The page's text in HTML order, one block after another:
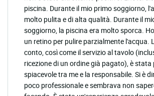
piscina. Durante il mio primo soggiorno,
molto pulita e di alta qualità. Durante il
soggiorno, la piscina era molto sporca.
un retino per pulire parzialmente l'acqua.
conto, così come il servizio al tavolo
ricezione di un ordine già pagato), è
spiacevole tra me e la responsabile. Si è
poco professionale e sembrava non